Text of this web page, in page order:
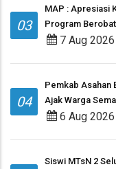
03
MAP : Apresiasi
Program
7 Aug
04
Pemkab Asahan
Ajak Warga
6 Aug 2026
Siswi MTsN 2